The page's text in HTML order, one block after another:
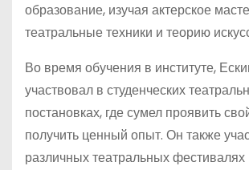
образование, изучая актерское
театральные техники и теорию
Во время обучения в институте,
участвовал в студенческих
постановках, где сумел проявить
получить ценный опыт. Он также
различных театральных фестивалях